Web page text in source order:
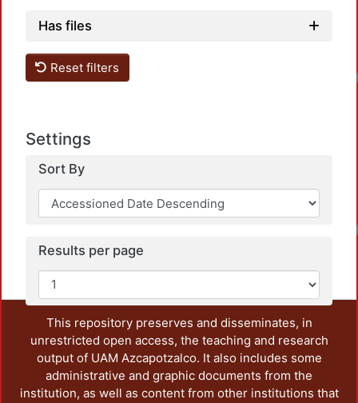
Has files
Reset filters
Settings
Sort By
Results per page
This repository preserves and disseminates, in
unrestricted open access, the teaching and research
output of UAM Azcapotzalco. It also includes some
administrative and graphic documents from the
institution, as well as content from other institutions that